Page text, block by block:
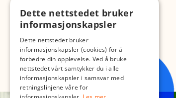
Dette nettstedet bruker
informasjonskapsler
Dette nettstedet bruker
informasjonskapsler (cookies) for å
forbedre din opplevelse. Ved å bruke
nettstedet vårt samtykker du i alle
informasjonskapsler i samsvar med
retningslinjene våre for